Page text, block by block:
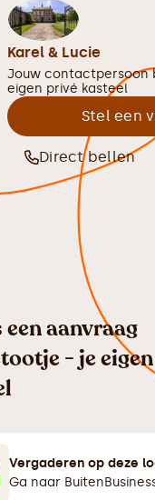
Karel & Lucie
Jouw contactpersoon
eigen privé kasteel
Stel een
Direct bellen
aanvraag
- je
Vergaderen op deze
Ga naar